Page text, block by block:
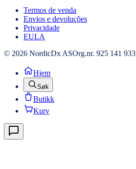
Termos de venda
Envios e devoluções
Privacidade
EULA
© 2026 NordicDx ASOrg.nr. 925 141 933
Hjem
Søk
Butikk
Kurv